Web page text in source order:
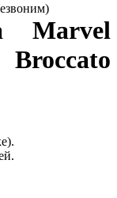
Marvel